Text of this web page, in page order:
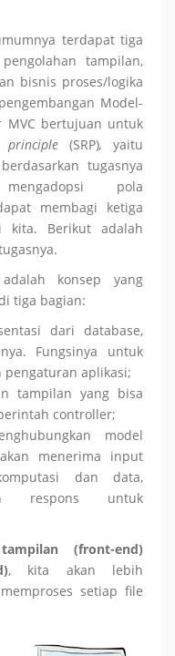
terdapat tiga
tampilan,
bisnis proses/logika
Model-
MVC bertujuan untuk
principle (SRP),yaitu
tugasnya
pola
membagi ketiga
kita. Berikut adalah
adalah konsep yang
tiga bagian:
dari database,
Fungsinya untuk
pengaturan aplikasi;
tampilan yang bisa
controller;
model
menerima input
dan data,
respons untuk
tampilan (front-end)
, kita akan lebih
setiap file